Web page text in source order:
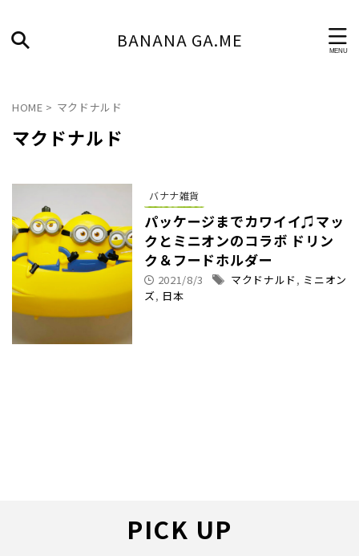
BANANA GA.ME
HOME > マクドナルド
マクドナルド
バナナ雑貨
パッケージまでカワイイ♫マッ
クとミニオンのコラボ ドリン
ク＆フードホルダー
2021/8/3 マクドナルド , ミニオン
ズ, 日本
PICK UP